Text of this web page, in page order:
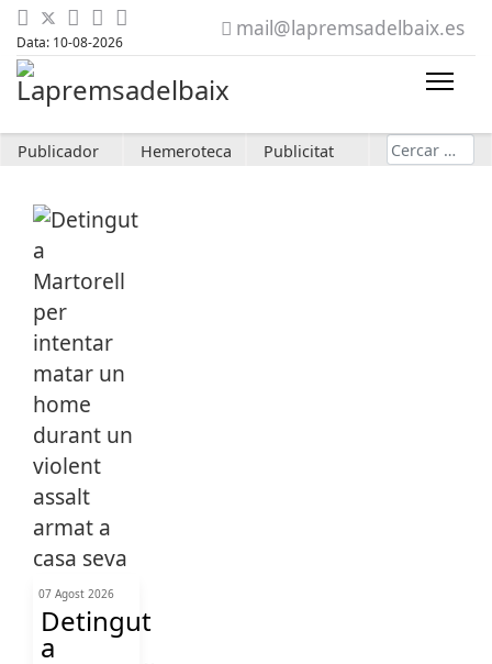
Data: 10-08-2026
mail@lapremsadelbaix.es
Publicador Hemeroteca Publicitat Cerca
07 Agost 2026
Detingut
a